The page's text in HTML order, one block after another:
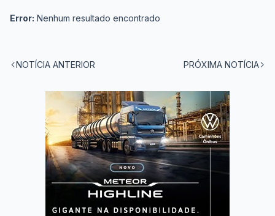
Error: Nenhum resultado encontrado
NOTÍCIA ANTERIOR PRÓXIMA NOTÍCIA